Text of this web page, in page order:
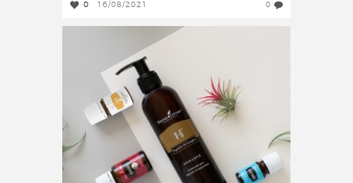
0 16/08/2021 0